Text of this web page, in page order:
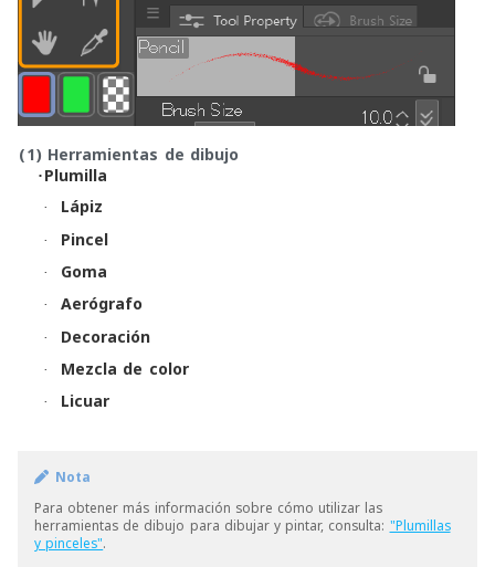
(1) Herramientas de dibujo
･Plumilla
· Lápiz
· Pincel
· Goma
· Aerógrafo
· Decoración
· Mezcla de color
· Licuar
Nota
Para obtener más información sobre cómo utilizar las
herramientas de dibujo para dibujar y pintar, consulta: "Plumillas
y pinceles".